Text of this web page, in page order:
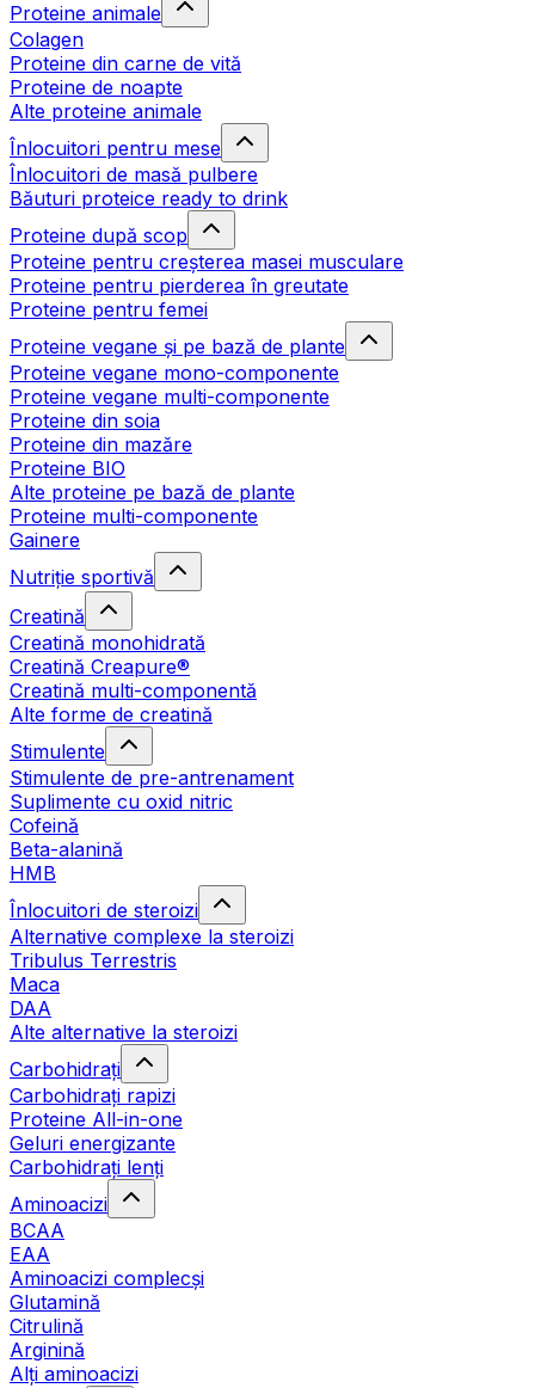
Proteine animale
Colagen
Proteine din carne de vită
Proteine de noapte
Alte proteine animale
Înlocuitori pentru mese
Înlocuitori de masă pulbere
Băuturi proteice ready to drink
Proteine după scop
Proteine pentru creșterea masei musculare
Proteine pentru pierderea în greutate
Proteine pentru femei
Proteine vegane și pe bază de plante
Proteine vegane mono-componente
Proteine vegane multi-componente
Proteine din soia
Proteine din mazăre
Proteine BIO
Alte proteine pe bază de plante
Proteine multi-componente
Gainere
Nutriție sportivă
Creatină
Creatină monohidrată
Creatină Creapure®
Creatină multi-componentă
Alte forme de creatină
Stimulente
Stimulente de pre-antrenament
Suplimente cu oxid nitric
Cofeină
Beta-alanină
HMB
Înlocuitori de steroizi
Alternative complexe la steroizi
Tribulus Terrestris
Maca
DAA
Alte alternative la steroizi
Carbohidrați
Carbohidrați rapizi
Proteine All-in-one
Geluri energizante
Carbohidrați lenți
Aminoacizi
BCAA
EAA
Aminoacizi complecși
Glutamină
Citrulină
Arginină
Alți aminoacizi